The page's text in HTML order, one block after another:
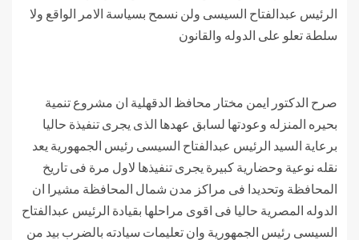
الرئيس عبدالفتاح السيسى ولن نسمح بسياسة الامر الواقع ولا
سلطة تعلو على الدوله والقانون
صرح الدكتور ايمن مختار محافظ الدقهلية ان مشروع تنمية
بحيره المنزله وعودتها لسابق عهدها الذى يجرى تنفيذة حاليا
برعاية السيد الرئيس عبدالفتاح السيسى رئيس الجمهورية يعد
نقله نوعية وحضارية كبيرة يجرى تنفيذها لاول مرة فى تاريخ
المحافظة وتحديدا فى مراكز مدن شمال المحافظة مشيرا ان
الدوله المصرية حاليا فى اقوى مراحلها بقيادة الرئيس عبدالفتاح
السيسى رئيس الجمهورية وان تعليمات سيادته بالضرب بيد من